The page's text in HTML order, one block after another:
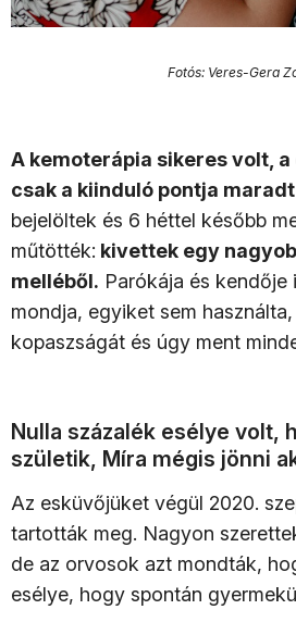
Fotós: Veres-Gera
A kemoterápia sikeres volt, a
csak a kiinduló pontja maradt
bejelöltek és 6 héttel később
műtötték: kivettek egy
melléből. Parókája és kendője
mondja, egyiket sem
kopaszságát és úgy ment
Nulla százalék esélye volt,
születik, Míra mégis jönni
Az esküvőjüket végül 2020.
tartották meg. Nagyon
de az orvosok azt mondták,
esélye, hogy spontán